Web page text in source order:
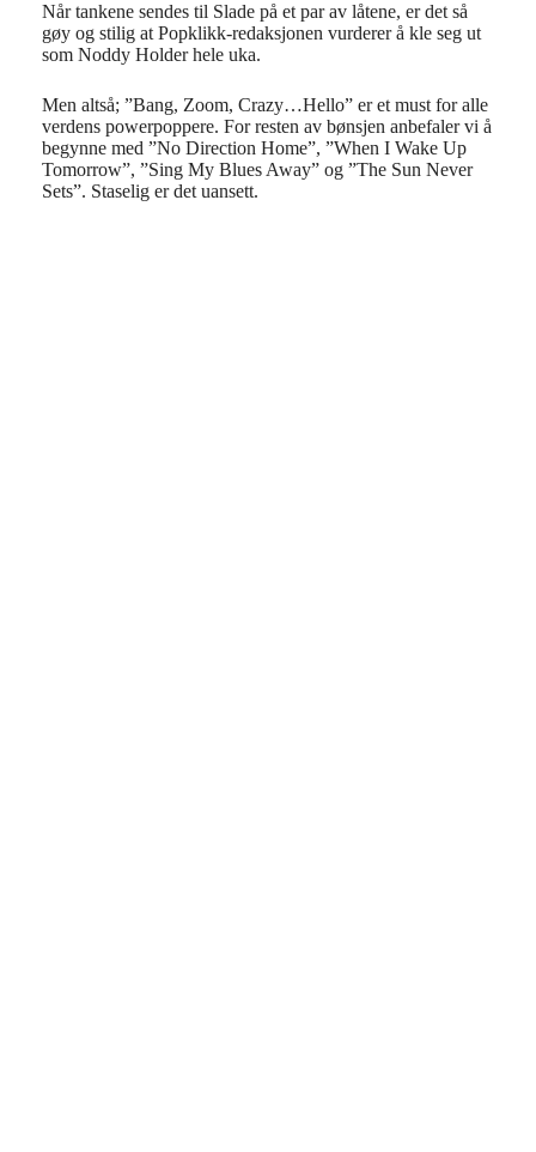
Når tankene sendes til Slade på et par av låtene, er det så
gøy og stilig at Popklikk-redaksjonen vurderer å kle seg ut
som Noddy Holder hele uka.
Men altså; ”Bang, Zoom, Crazy…Hello” er et must for alle
verdens powerpoppere. For resten av bønsjen anbefaler vi å
begynne med ”No Direction Home”, ”When I Wake Up
Tomorrow”, ”Sing My Blues Away” og ”The Sun Never
Sets”. Staselig er det uansett.